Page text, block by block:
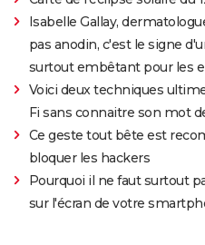
Isabelle Gallay,
pas anodin, c'est le signe
surtout embêtant pour les
Voici deux techniques
Fi sans connaitre son mot
Ce geste tout bête est
bloquer les hackers
Pourquoi il ne faut surtout
sur l'écran de votre